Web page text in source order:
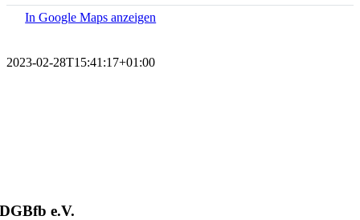
In Google Maps anzeigen
2023-02-28T15:41:17+01:00
DGBfb e.V.